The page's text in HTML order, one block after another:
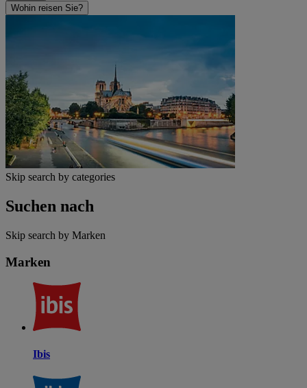
Wohin reisen Sie?
Skip search by categories
Suchen nach
Skip search by Marken
Marken
Ibis